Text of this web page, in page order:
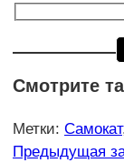
Смотрите
Метки: Самокат
Еще
Предыдущая